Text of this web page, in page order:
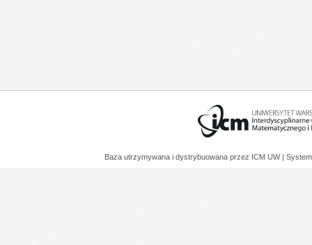
Baza utrzymywana i dystrybuowana przez ICM UW |